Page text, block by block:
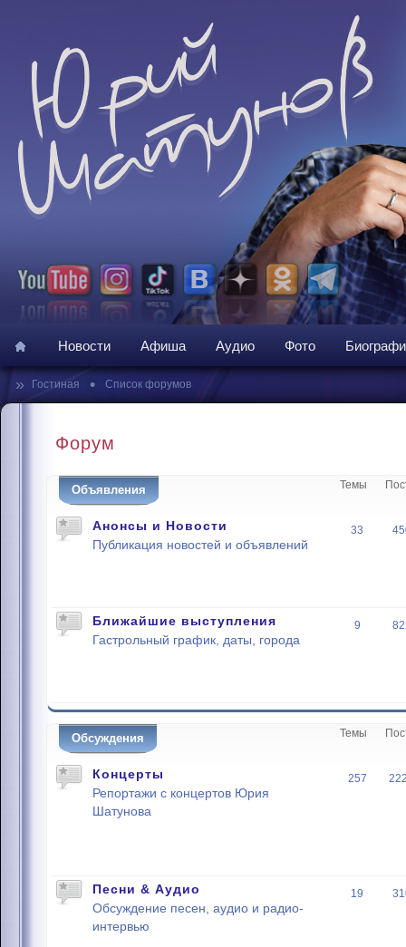
Новости Афиша Аудио Фото
» Гостиная • Список форумов
Форум
Объявления Темы
Анонсы и Новости
Публикация новостей и объявлений
33
Ближайшие выступления
Гастрольный график, даты, города
9
Обсуждения Темы
Концерты
Репортажи с концертов Юрия
Шатунова
257
Песни & Аудио
Обсуждение песен, аудио и радио-
интервью
19